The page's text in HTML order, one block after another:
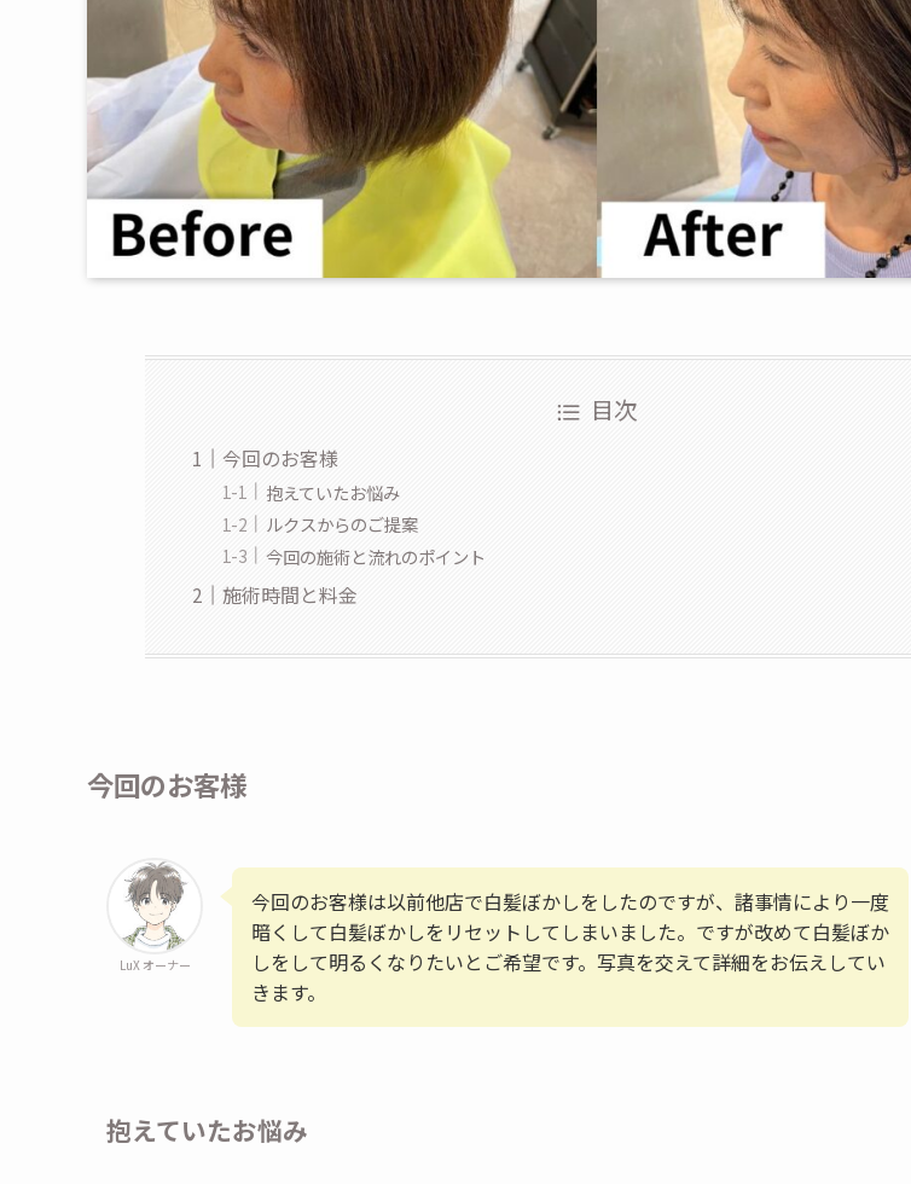
目次
今回のお客様
抱えていたお悩み
ルクスからのご提案
今回の施術と流れのポイント
施術時間と料金
今回のお客様
LuX オーナー
今回のお客様は以前他店で白髪ぼかしをしたのですが、諸事情により一度
暗くして白髪ぼかしをリセットしてしまいました。ですが改めて白髪ぼか
しをして明るくなりたいとご希望です。写真を交えて詳細をお伝えしてい
きます。
抱えていたお悩み